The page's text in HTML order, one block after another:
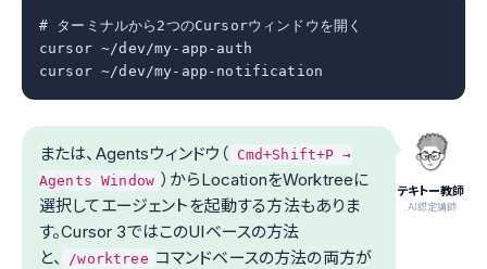
# ターミナルから2つのCursorウィンドウを開く
cursor ~/dev/my-app-auth
cursor ~/dev/my-app-notification
テキトー教師
.AI認定講師
または、Agentsウィンドウ（ Cmd+Shift+P →
Agents Window ）からLocationをWorktreeに
選択してエージェントを起動する方法もありま
す。Cursor 3ではこのUIベースの方法
と、
/worktree コマンドベースの方法の両方が